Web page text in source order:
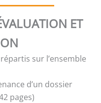
ET
sur l’ensemble
d’un dossier
pages)